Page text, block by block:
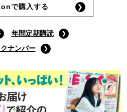
で購入する
年間定期購読
ナンバー